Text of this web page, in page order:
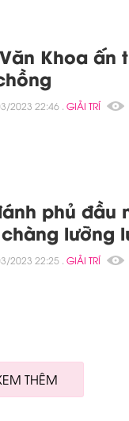
Khoa ấn
2023 22:46 . GIẢI TRÍ
phủ đầu
lưỡng
2023 22:25 . GIẢI TRÍ
THÊM